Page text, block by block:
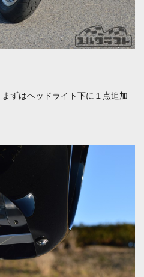
ずはヘッドライト下に１点追加